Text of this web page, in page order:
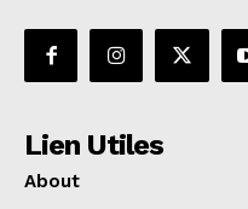
Lien Utiles
About